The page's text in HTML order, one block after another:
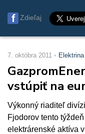
Zdieľaj
7. októbra 2011
vstúpiť na
Výkonný riaditeľ
Fjodorov tento
elektrárenské aktíva